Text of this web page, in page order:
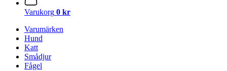
Varukorg 0 kr
Varumärken
Hund
Katt
Smådjur
Fågel